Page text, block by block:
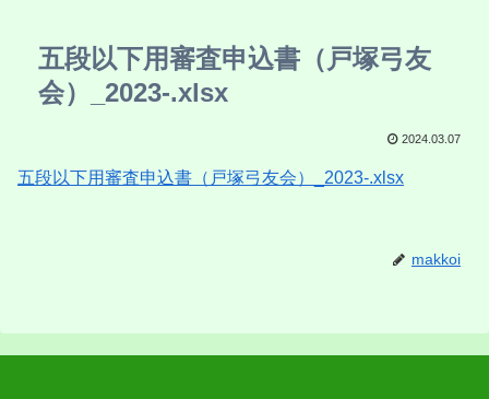
五段以下用審査申込書（戸塚弓友
会）_2023-.xlsx
2024.03.07
五段以下用審査申込書（戸塚弓友会）_2023-.xlsx
makkoi